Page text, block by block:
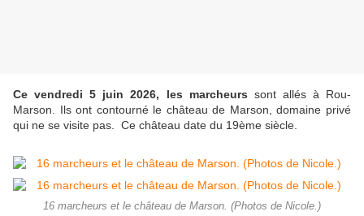
Ce vendredi 5 juin 2026, les marcheurs sont allés à Rou-
Marson. Ils ont contourné le château de Marson, domaine privé
qui ne se visite pas. Ce château date du 19ème siècle.
16 marcheurs et le château de Marson. (Photos de Nicole.)